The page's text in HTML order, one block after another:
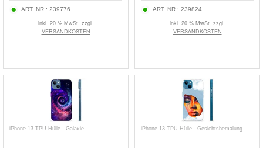
ART. NR.: 239776
inkl. 20 % MwSt. zzgl.
VERSANDKOSTEN
ART. NR.: 239824
inkl. 20 % MwSt. zzgl.
VERSANDKOSTEN
iPhone 13 TPU Hülle - Galaxie iPhone 13 TPU Hülle - Gesichtsbemalung